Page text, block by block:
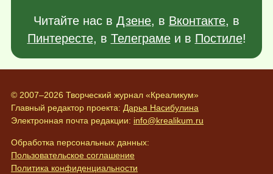
Читайте нас в Дзене, в Вконтакте, в
Пинтересте, в Телеграмеи в Постиле!
© 2007–2026 Творческий журнал «Креаликум»
Главный редактор проекта: Дарья Насибулина
Электронная почта редакции: info@krealikum.ru
Обработка персональных данных:
Пользовательское соглашение
Политика конфиденциальности